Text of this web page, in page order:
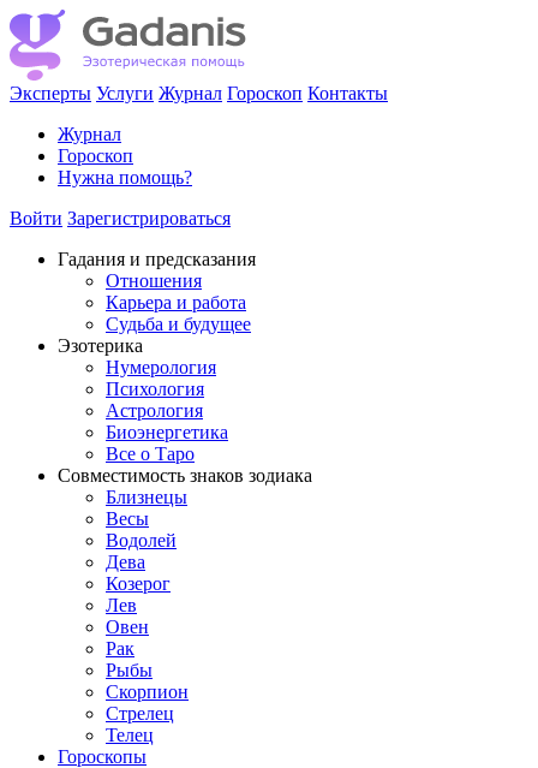
Эксперты Услуги Журнал Гороскоп Контакты
Журнал
Гороскоп
Нужна помощь?
Войти Зарегистрироваться
Гадания и предсказания
Отношения
Карьера и работа
Cудьба и будущее
Эзотерика
Нумерология
Психология
Астрология
Биоэнергетика
Все о Таро
Совместимость знаков зодиака
Близнецы
Весы
Водолей
Дева
Козерог
Лев
Овен
Рак
Рыбы
Скорпион
Стрелец
Телец
Гороскопы